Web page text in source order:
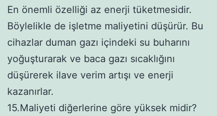
En önemli özelliği az enerji tüketmesidir.
Böylelikle de işletme maliyetini düşürür. Bu
cihazlar duman gazı içindeki su buharını
yoğuşturarak ve baca gazı sıcaklığını
düşürerek ilave verim artışı ve enerji
kazanırlar.
15.Maliyeti diğerlerine göre yüksek midir?